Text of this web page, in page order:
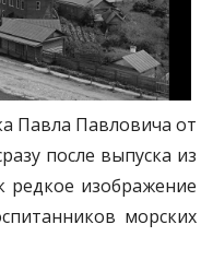
Павла Павловича от
после выпуска из
редкое изображение
морских